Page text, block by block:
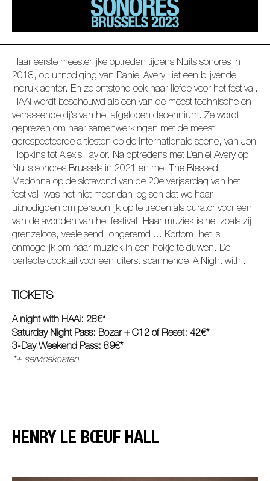
Haar eerste meesterlijke optreden tijdens Nuits sonores in
2018, op uitnodiging van Daniel Avery, liet een blijvende
indruk achter. En zo ontstond ook haar liefde voor het festival.
HAAi wordt beschouwd als een van de meest technische en
verrassende dj's van het afgelopen decennium. Ze wordt
geprezen om haar samenwerkingen met de meest
gerespecteerde artiesten op de internationale scene, van Jon
Hopkins tot Alexis Taylor. Na optredens met Daniel Avery op
Nuits sonores Brussels in 2021 en met The Blessed
Madonna op de slotavond van de 20e verjaardag van het
festival, was het niet meer dan logisch dat we haar
uitnodigden om persoonlijk op te treden als curator voor een
van de avonden van het festival. Haar muziek is net zoals zij:
grenzeloos, veeleisend, ongeremd … Kortom, het is
onmogelijk om haar muziek in een hokje te duwen. De
perfecte cocktail voor een uiterst spannende 'A Night with'.
TICKETS
A night with HAAi: 28€*
Saturday Night Pass: Bozar + C12 of Reset: 42€*
3-Day Weekend Pass: 89€*
*+ servicekosten
HENRY LE BŒUF HALL